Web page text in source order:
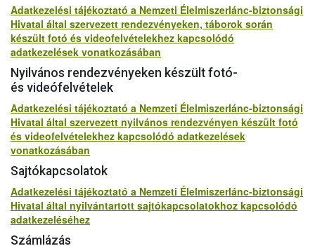
Adatkezelési tájékoztató a Nemzeti Élelmiszerlánc-biztonsági
Hivatal által szervezett rendezvényeken, táborok során
készült fotó és videofelvételekhez kapcsolódó
adatkezelések vonatkozásában
Nyilvános rendezvényeken készült fotó-
és videófelvételek
Adatkezelési tájékoztató a Nemzeti Élelmiszerlánc-biztonsági
Hivatal által szervezett nyilvános rendezvényen készült fotó
és videofelvételekhez kapcsolódó adatkezelések
vonatkozásában
Sajtókapcsolatok
Adatkezelési tájékoztató a Nemzeti Élelmiszerlánc-biztonsági
Hivatal által nyilvántartott sajtókapcsolatokhoz kapcsolódó
adatkezeléséhez
Számlázás